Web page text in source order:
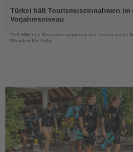
Sie
die
Nachrichten
Türkei hält Tourismuseinnahmen im
Vorjahresniveau
25,8 Millionen Besucher sorgten in den ersten sechs
Milliarden US-Dollar